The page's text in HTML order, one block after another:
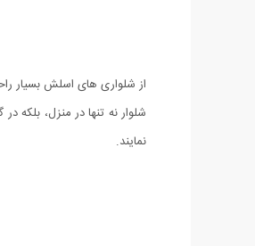
شلوار نه تنها در منزل،
نمایند.